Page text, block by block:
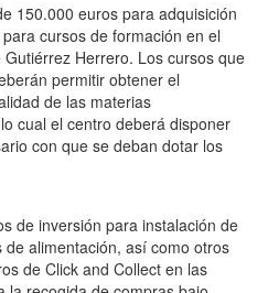
150.000 euros para adquisición
cursos de formación en el
Herrero. Los cursos que
permitir obtener el
de las materias
cual el centro deberá disponer
con que se deban dotar los
de inversión para instalación de
alimentación, así como otros
de Click and Collect en las